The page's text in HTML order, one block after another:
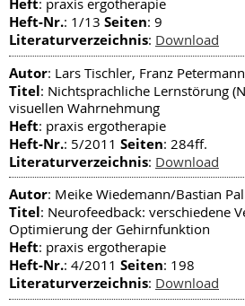
Heft: praxis ergotherapie
Heft-Nr.: 1/13 Seiten: 9
Literaturverzeichnis: Download
Autor: Lars Tischler, Franz Petermann
Titel: Nichtsprachliche Lernstörung
visuellen Wahrnehmung
Heft: praxis ergotherapie
Heft-Nr.: 5/2011 Seiten: 284ff.
Literaturverzeichnis: Download
Autor: Meike Wiedemann/Bastian
Titel: Neurofeedback: verschiedene
Optimierung der Gehirnfunktion
Heft: praxis ergotherapie
Heft-Nr.: 4/2011 Seiten: 198
Literaturverzeichnis: Download